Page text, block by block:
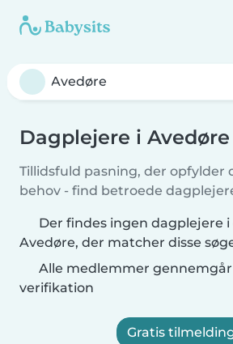
Dagplejere i Avedøre
Tillidsfuld pasning, der opfylder
behov - find betroede
Der findes ingen dagplejere
Avedøre, der matcher disse
Alle medlemmer
verifikation
Gratis